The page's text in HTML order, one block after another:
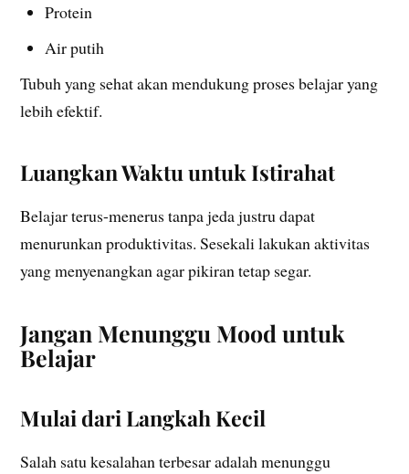
Protein
Air putih
Tubuh yang sehat akan mendukung proses belajar yang
lebih efektif.
Luangkan Waktu untuk Istirahat
Belajar terus-menerus tanpa jeda justru dapat
menurunkan produktivitas. Sesekali lakukan aktivitas
yang menyenangkan agar pikiran tetap segar.
Jangan Menunggu Mood untuk
Belajar
Mulai dari Langkah Kecil
Salah satu kesalahan terbesar adalah menunggu